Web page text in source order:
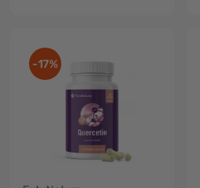
-17%